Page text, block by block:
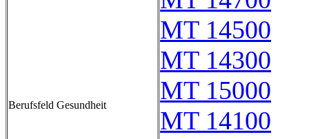
Berufsfeld Gesundheit
MT 14500
MT 14300
MT 15000
MT 14100